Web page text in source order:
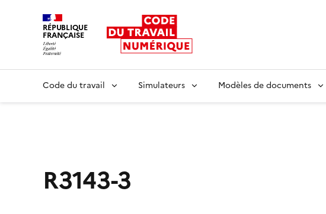
RÉPUBLIQUE
FRANÇAISE
Code du travail Simulateurs Modèles de documents
R3143-3